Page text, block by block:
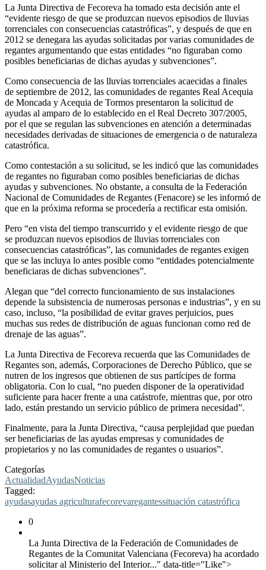
La Junta Directiva de Fecoreva ha tomado esta decisión ante el
“evidente riesgo de que se produzcan nuevos episodios de lluvias
torrenciales con consecuencias catastróficas”, y después de que en
2012 se denegara las ayudas solicitadas por varias comunidades de
regantes argumentando que estas entidades “no figuraban como
posibles beneficiarias de dichas ayudas y subvenciones”.
Como consecuencia de las lluvias torrenciales acaecidas a finales
de septiembre de 2012, las comunidades de regantes Real Acequia
de Moncada y Acequia de Tormos presentaron la solicitud de
ayudas al amparo de lo establecido en el Real Decreto 307/2005,
por el que se regulan las subvenciones en atención a determinadas
necesidades derivadas de situaciones de emergencia o de naturaleza
catastrófica.
Como contestación a su solicitud, se les indicó que las comunidades
de regantes no figuraban como posibles beneficiarias de dichas
ayudas y subvenciones. No obstante, a consulta de la Federación
Nacional de Comunidades de Regantes (Fenacore) se les informó de
que en la próxima reforma se procedería a rectificar esta omisión.
Pero “en vista del tiempo transcurrido y el evidente riesgo de que
se produzcan nuevos episodios de lluvias torrenciales con
consecuencias catastróficas”, las comunidades de regantes exigen
que se las incluya lo antes posible como “entidades potencialmente
beneficiaras de dichas subvenciones”.
Alegan que “del correcto funcionamiento de sus instalaciones
depende la subsistencia de numerosas personas e industrias”, y en su
caso, incluso, “la posibilidad de evitar graves perjuicios, pues
muchas sus redes de distribución de aguas funcionan como red de
drenaje de las aguas”.
La Junta Directiva de Fecoreva recuerda que las Comunidades de
Regantes son, además, Corporaciones de Derecho Público, que se
nutren de los ingresos que obtienen de sus partícipes de forma
obligatoria. Con lo cual, “no pueden disponer de la operatividad
suficiente para hacer frente a una catástrofe, mientras que, por otro
lado, están prestando un servicio público de primera necesidad”.
Finalmente, para la Junta Directiva, “causa perplejidad que puedan
ser beneficiarias de las ayudas empresas y comunidades de
propietarios y no las comunidades de regantes o usuarios”.
Categorías
ActualidadAyudasNoticias
Tagged:
ayudasayudas agriculturafecorevaregantessituación catastrófica
0
La Junta Directiva de la Federación de Comunidades de
Regantes de la Comunitat Valenciana (Fecoreva) ha acordado
solicitar al Ministerio del Interior..." data-title="Like">